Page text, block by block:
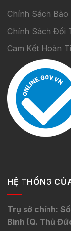
Chính Sách
Chính Sách Đổi
Cam Kết Hoàn
HỆ THỐNG
Trụ sở chính:
Bình (Q. Thủ